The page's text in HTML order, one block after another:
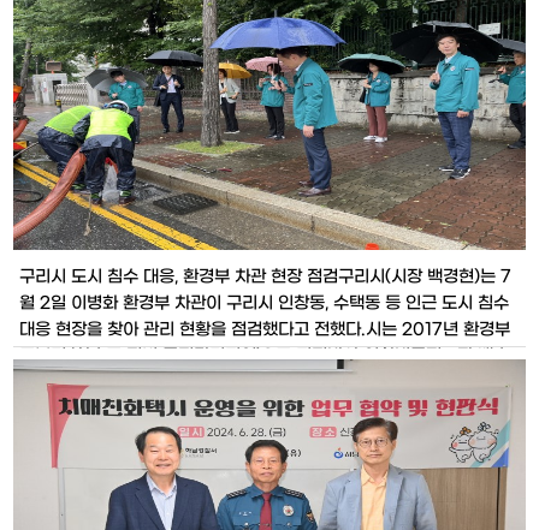
약 4배 이상(300∼400Mbps) 빨라져 시민들이 버스 정류장이나 달
리
​구리시 도시 침수 대응, 환경부 차관 현장 점검​구리시(시장 백경현)는 7
월 2일 이병화 환경부 차관이 구리시 인창동, 수택동 등 인근 도시 침수
대응 현장을 찾아 관리 현황을 점검했다고 전했다.시는 2017년 환경부
로부터 ‘하수도 정비 중점관리지역’으로 지정받아 인창빗물펌프장 배수
유역의 침수 예방을 위해 2021년까지 총사업비 157억 원을 투입, 하수
관로 확장공사 및 인창빗물펌프장 증설공사를 시행한 바 있다.또한 202